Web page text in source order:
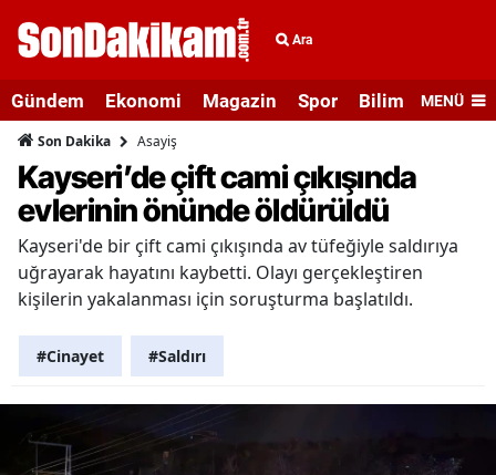
Ara
Gündem Ekonomi Magazin Spor Bilim veMENÜ
Son Dakika Asayiş
Kayseri’de çift cami çıkışında
evlerinin önünde öldürüldü
Kayseri'de bir çift cami çıkışında av tüfeğiyle saldırıya
uğrayarak hayatını kaybetti. Olayı gerçekleştiren
kişilerin yakalanması için soruşturma başlatıldı.
#Cinayet #Saldırı